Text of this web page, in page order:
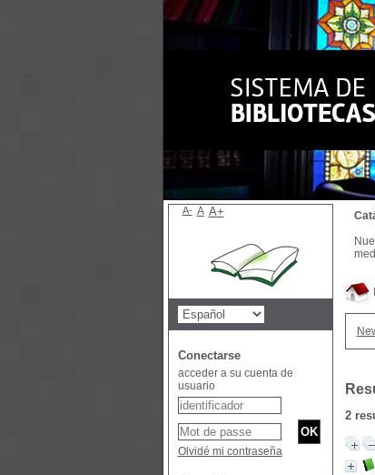
2
A- A A+
Conectarse
acceder a su cuenta de
usuario
Olvidé mi contraseña